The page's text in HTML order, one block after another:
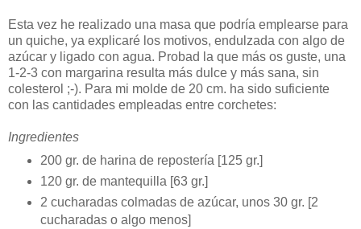
Esta vez he realizado una masa que podría emplearse para
un quiche, ya explicaré los motivos, endulzada con algo de
azúcar y ligado con agua. Probad la que más os guste, una
1-2-3 con margarina resulta más dulce y más sana, sin
colesterol ;-). Para mi molde de 20 cm. ha sido suficiente
con las cantidades empleadas entre corchetes:
Ingredientes
200 gr. de harina de repostería [125 gr.]
120 gr. de mantequilla [63 gr.]
2 cucharadas colmadas de azúcar, unos 30 gr. [2
cucharadas o algo menos]